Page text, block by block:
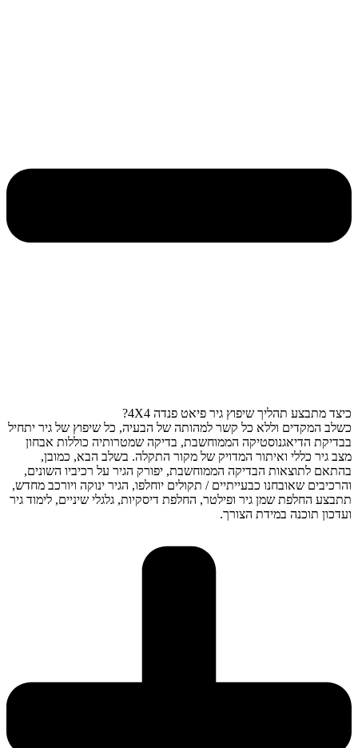
כיצד מתבצע תהליך שיפוץ גיר פיאט פנדה 4X4?
כשלב המקדים וללא כל קשר למהותה של הבעיה, כל שיפוץ של גיר יתחיל
בבדיקת הדיאגנוסטיקה הממוחשבת, בדיקה שמטרותיה כוללות אבחון
מצב גיר כללי ואיתור המדויק של מקור התקלה. בשלב הבא, כמובן,
בהתאם לתוצאות הבדיקה הממוחשבת, יפורק הגיר על רכיביו השונים,
והרכיבים שאובחנו כבעייתיים / תקולים יוחלפו, הגיר ינוקה ויורכב מחדש,
תתבצע החלפת שמן גיר ופילטר, החלפת דיסקיות, גלגלי שיניים, לימוד גיר
ועדכון תוכנה במידת הצורך.